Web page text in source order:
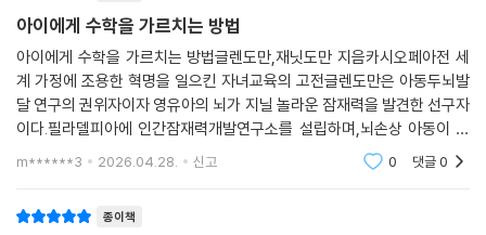
이 책은 단순한 조기교육 지침이 아니다. 어른들이 흔히 갖고 있는 ‘너무 이
른 학습은 해롭다’라는 선입견을 깨고, 왜 영유아 시기가 배움의 황금기인
지 과학적 근거와 실제 사례로 설득한다. 나아가 부모가 집에서 바로 실천
할 수 있는 단계별 수학 학습법을 제시해, 수학을 놀이처럼 자연스럽게 생
활 속에 녹여낼 수 있도록 돕는다.
‘1장. 아이들은 수학머리를 타고난다’에서는 도만이 뇌손상 아이들을 연구
보다 쉽고 빠르게 수학을 배울 수 있는 이유가 담겨 있다. ‘2장. 아이들은 수
아이에게 수학을 가르치는 방법
아이에게 수학을 가르치는 방법글렌도만,재닛도만 지음카시오페아전 세
계 가정에 조용한 혁명을 일으킨 자녀교육의 고전글렌도만은 아동두뇌발
달 연구의 권위자이자 영유아의 뇌가 지닐 놀라운 잠재력을 발견한 선구자
이다.필라델피아에 인간잠재력개발연구소를 설립하며,뇌손상 아동이 조
기교육을 통해 학습발달 연구로 영역을 넓혔다.조용한 혁명 시리즈는 196
m******3 2026.04.28. 신고 0 댓글0
종이책